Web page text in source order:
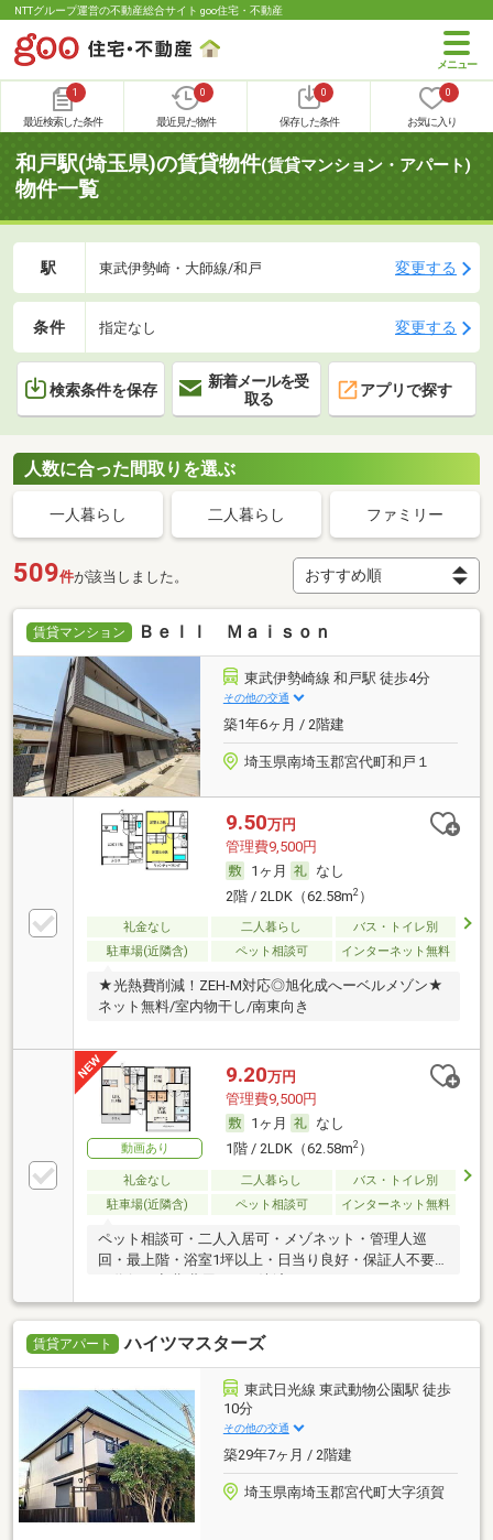
NTTグループ運営の不動産総合サイト goo住宅・不動産
1
最近検索した条件
0
最近見た物件
0
保存した条件
0
お気に入り
和戸駅(埼玉県)の賃貸物件(賃貸マンション・アパート)
物件一覧
駅 東武伊勢崎・大師線/和戸 変更する
条件 指定なし 変更する
検索条件を保存
新着メールを受
取る
アプリで探す
人数に合った間取りを選ぶ
一人暮らし 二人暮らし ファミリー
509件が該当しました。
賃貸マンション Ｂｅｌｌ Ｍａｉｓｏｎ
東武伊勢崎線 和戸駅 徒歩4分
その他の交通
築1年6ヶ月 / 2階建
埼玉県南埼玉郡宮代町和戸１
9.50万円
管理費9,500円
1ヶ月
なし
2階 / 2LDK（62.58m2）
礼金なし 二人暮らし
バス・トイレ別
駐車場(近隣含)
ペット相談可 インターネット無料
★光熱費削減！ZEH-M対応◎旭化成へーベルメゾン★
ネット無料/室内物干し/南東向き
動画あり
9.20万円
管理費9,500円
1ヶ月
なし
1階 / 2LDK（62.58m2）
礼金なし 二人暮らし
バス・トイレ別
駐車場(近隣含)
ペット相談可 インターネット無料
ペット相談可・二人入居可・メゾネット・管理人巡
回・最上階・浴室1坪以上・日当り良好・保証人不要
／代行 ・初期費用カード決済可
賃貸アパート ハイツマスターズ
東武日光線 東武動物公園駅 徒歩
10分
その他の交通
築29年7ヶ月 / 2階建
埼玉県南埼玉郡宮代町大字須賀